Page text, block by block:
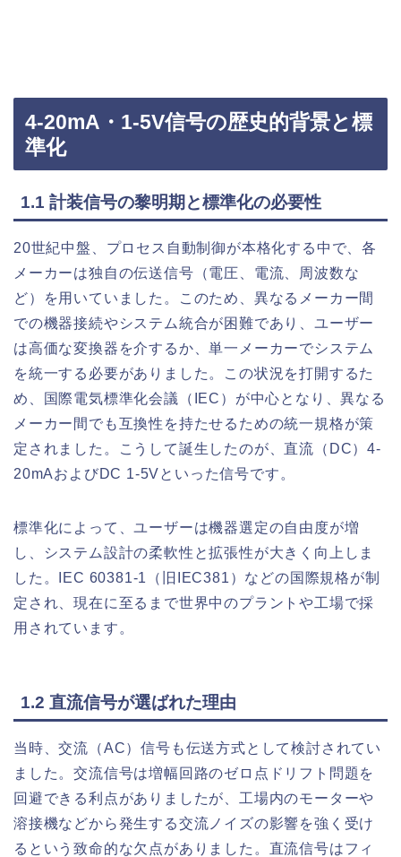
4-20mA・1-5V信号の歴史的背景と標
準化
1.1 計装信号の黎明期と標準化の必要性
20世紀中盤、プロセス自動制御が本格化する中で、各
メーカーは独自の伝送信号（電圧、電流、周波数な
ど）を用いていました。このため、異なるメーカー間
での機器接続やシステム統合が困難であり、ユーザー
は高価な変換器を介するか、単一メーカーでシステム
を統一する必要がありました。この状況を打開するた
め、国際電気標準化会議（IEC）が中心となり、異なる
メーカー間でも互換性を持たせるための統一規格が策
定されました。こうして誕生したのが、直流（DC）4-
20mAおよびDC 1-5Vといった信号です。
標準化によって、ユーザーは機器選定の自由度が増
し、システム設計の柔軟性と拡張性が大きく向上しま
した。IEC 60381-1（旧IEC381）などの国際規格が制
定され、現在に至るまで世界中のプラントや工場で採
用されています。
1.2 直流信号が選ばれた理由
当時、交流（AC）信号も伝送方式として検討されてい
ました。交流信号は増幅回路のゼロ点ドリフト問題を
回避できる利点がありましたが、工場内のモーターや
溶接機などから発生する交流ノイズの影響を強く受け
るという致命的な欠点がありました。直流信号はフィ